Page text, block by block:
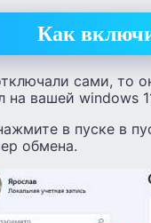
Как
сами, то
на вашей windows
в пуске в
обмена.